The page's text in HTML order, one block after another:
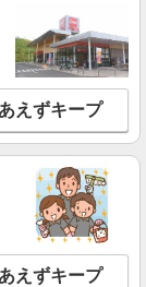
市・館林市・藤
えずキープ
えずキープ